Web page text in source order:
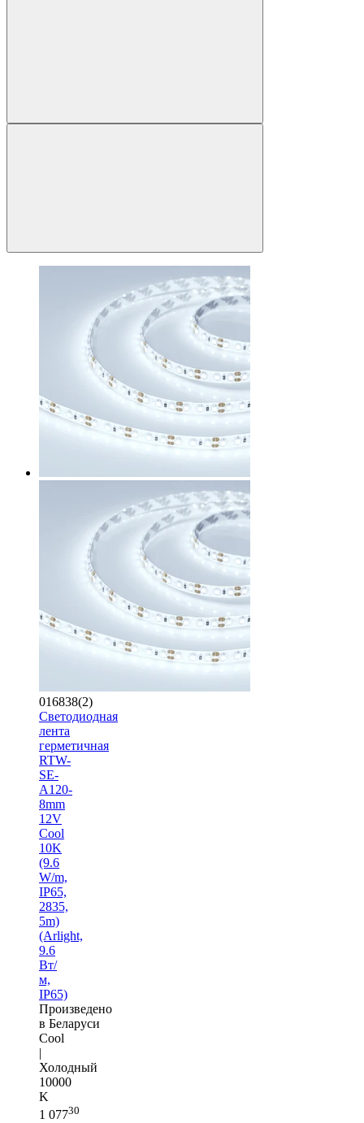
016838(2)
Светодиодная
лента
герметичная
RTW-
SE-
A120-
8mm
12V
Cool
10K
(9.6
W/m,
IP65,
2835,
5m)
(Arlight,
9.6
Вт/
м,
IP65)
Произведено
в Беларуси
Cool
|
Холодный
10000
K
1 07730